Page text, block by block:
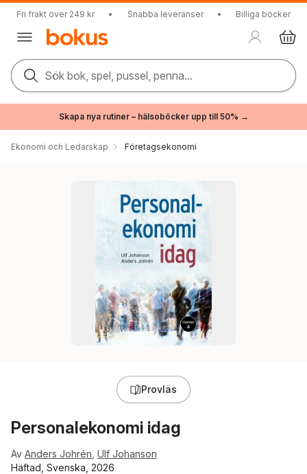
Fri frakt över 249 kr • Snabba leveranser • Billiga böcker
Sök bok, spel, pussel, penna...
Skapa nya rutiner – hälsoböcker upp till 50% →
Ekonomi och Ledarskap Företagsekonomi
Provläs
Personalekonomi idag
Av Anders Johrén Ulf Johanson
Häftad, Svenska, 2026